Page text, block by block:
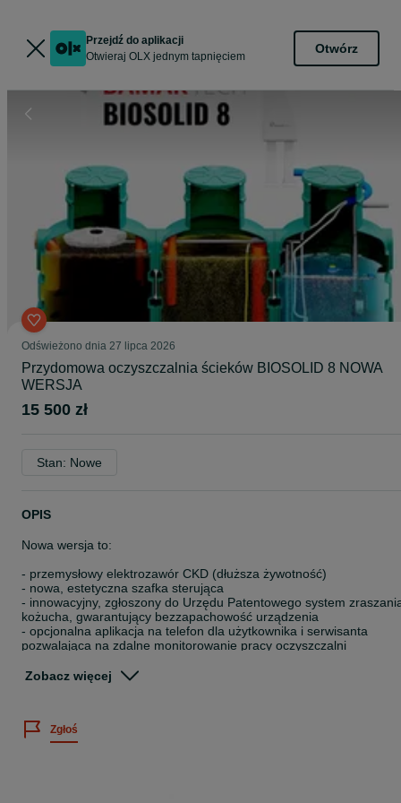
Przejdź do aplikacji
Otwieraj OLX jednym tapnięciem
Otwórz
Odświeżono dnia 27 lipca 2026
Przydomowa oczyszczalnia ścieków BIOSOLID 8 NOWA
WERSJA
15 500 zł
Stan: Nowe
OPIS
Nowa wersja to:
- przemysłowy elektrozawór CKD (dłuższa żywotność)
- nowa, estetyczna szafka sterująca
- innowacyjny, zgłoszony do Urzędu Patentowego system
kożucha, gwarantujący bezzapachowość urządzenia
- opcjonalna aplikacja na telefon dla użytkownika i serwisanta
pozwalająca na zdalne monitorowanie pracy oczyszczalni
Oczyszczalnia Bio Solid działa w systemie SBR w dwóch cyklach
INFO 532_100_200
Zobacz więcej
Zgłoś